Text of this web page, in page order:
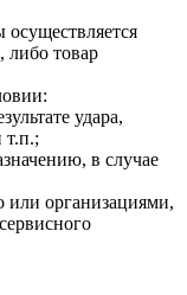
осуществляется
либо товар
удара,
т.п.;
в случае
или организациями,